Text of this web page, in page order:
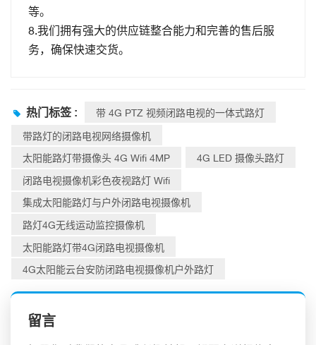
等。
8.我们拥有强大的供应链整合能力和完善的售后服
务，确保快速交货。
热门标签 :
带 4G PTZ 视频闭路电视的一体式路灯
带路灯的闭路电视网络摄像机
太阳能路灯带摄像头 4G Wifi 4MP
4G LED 摄像头路灯
闭路电视摄像机彩色夜视路灯 Wifi
集成太阳能路灯与户外闭路电视摄像机
路灯4G无线运动监控摄像机
太阳能路灯带4G闭路电视摄像机
4G太阳能云台安防闭路电视摄像机户外路灯
留言